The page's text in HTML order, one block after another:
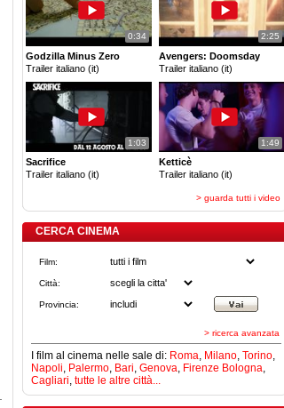
0:34
Godzilla Minus Zero
Trailer italiano (it)
2:25
Avengers: Doomsday
Trailer italiano (it)
1:03
Sacrifice
Trailer italiano (it)
1:49
Ketticè
Trailer italiano (it)
> guarda tutti i video
CERCA CINEMA
Film:
Città:
Provincia:
> ricerca avanzata
I film al cinema nelle sale di: Roma, Milano, Torino,
Napoli, Palermo, Bari, Genova, Firenze Bologna,
Cagliari, tutte le altre città...